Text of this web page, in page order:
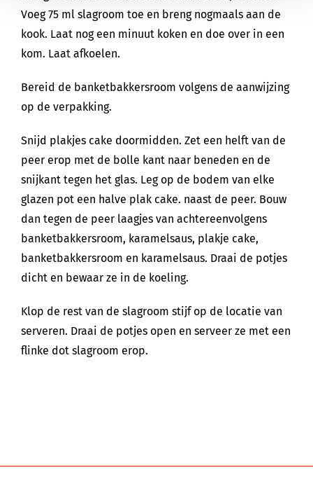
Voeg 75 ml slagroom toe en breng nogmaals aan de
kook. Laat nog een minuut koken en doe over in een
kom. Laat afkoelen.
Bereid de banketbakkersroom volgens de aanwijzing
op de verpakking.
Snijd plakjes cake doormidden. Zet een helft van de
peer erop met de bolle kant naar beneden en de
snijkant tegen het glas. Leg op de bodem van elke
glazen pot een halve plak cake. naast de peer. Bouw
dan tegen de peer laagjes van achtereenvolgens
banketbakkersroom, karamelsaus, plakje cake,
banketbakkersroom en karamelsaus. Draai de potjes
dicht en bewaar ze in de koeling.
Klop de rest van de slagroom stijf op de locatie van
serveren. Draai de potjes open en serveer ze met een
flinke dot slagroom erop.